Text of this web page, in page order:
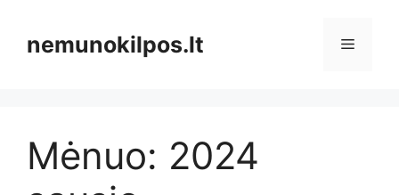
turinionemunokilpos.lt Meniu
Mėnuo: 2024